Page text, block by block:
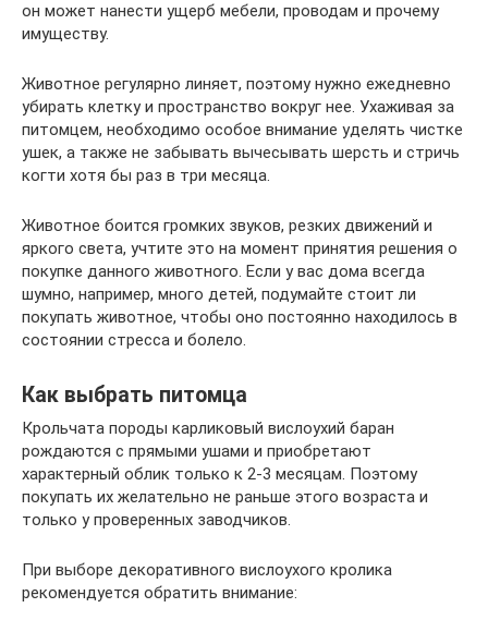
он может нанести ущерб мебели, проводам и прочему
имуществу.
Животное регулярно линяет, поэтому нужно ежедневно
убирать клетку и пространство вокруг нее. Ухаживая за
питомцем, необходимо особое внимание уделять чистке
ушек, а также не забывать вычесывать шерсть и стричь
когти хотя бы раз в три месяца.
Животное боится громких звуков, резких движений и
яркого света, учтите это на момент принятия решения о
покупке данного животного. Если у вас дома всегда
шумно, например, много детей, подумайте стоит ли
покупать животное, чтобы оно постоянно находилось в
состоянии стресса и болело.
Как выбрать питомца
Крольчата породы карликовый вислоухий баран
рождаются с прямыми ушами и приобретают
характерный облик только к 2-3 месяцам. Поэтому
покупать их желательно не раньше этого возраста и
только у проверенных заводчиков.
При выборе декоративного вислоухого кролика
рекомендуется обратить внимание: